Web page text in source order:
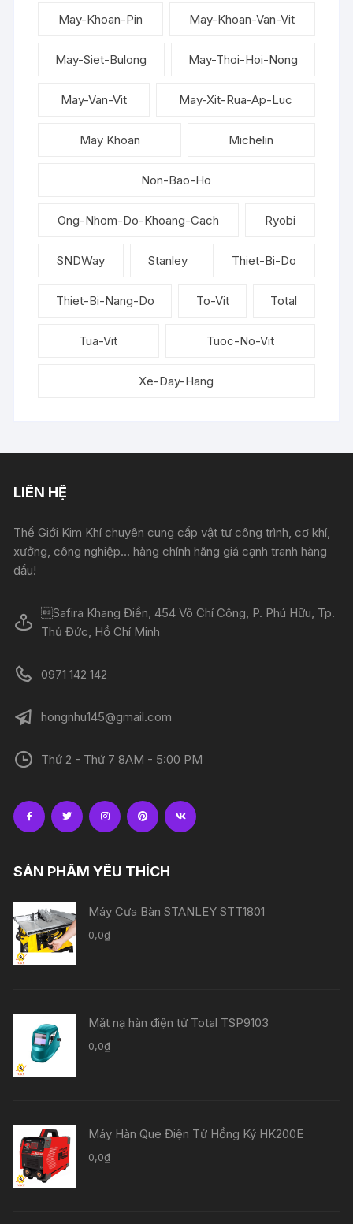
May-Khoan-Pin May-Khoan-Van-Vit
May-Siet-Bulong May-Thoi-Hoi-Nong
May-Van-Vit May-Xit-Rua-Ap-Luc
May Khoan Michelin
Non-Bao-Ho
Ong-Nhom-Do-Khoang-Cach Ryobi
SNDWay Stanley Thiet-Bi-Do
Thiet-Bi-Nang-Do To-Vit Total
Tua-Vit Tuoc-No-Vit
Xe-Day-Hang
LIÊN HỆ
Thế Giới Kim Khí chuyên cung cấp vật tư công trình, cơ khí,
xưởng, công nghiệp... hàng chính hãng giá cạnh tranh hàng
đầu!
Safira Khang Điền, 454 Võ Chí Công, P. Phú Hữu, Tp.
Thủ Đức, Hồ Chí Minh
0971 142 142
hongnhu145@gmail.com
Thứ 2 - Thứ 7 8AM - 5:00 PM
SẢN PHẨM YÊU THÍCH
Máy Cưa Bàn STANLEY STT1801
0,0₫
Mặt nạ hàn điện tử Total TSP9103
0,0₫
Máy Hàn Que Điện Tử Hồng Ký HK200E
0,0₫